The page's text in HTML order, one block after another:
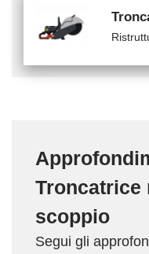
Troncatrice
scoppio
Segui gli